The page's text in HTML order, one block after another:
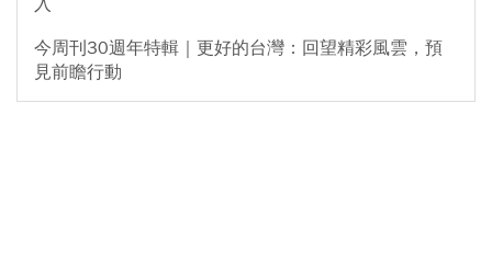
今周刊30週年特輯｜更好的台灣：回望精彩風雲，預
見前瞻行動